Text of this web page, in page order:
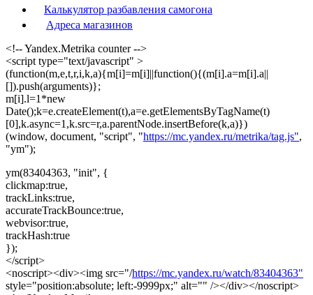
Калькулятор разбавления самогона
Адреса магазинов
<!-- Yandex.Metrika counter -->
<script type="text/javascript" >
(function(m,e,t,r,i,k,a){m[i]=m[i]||function(){(m[i].a=m[i].a||
[]).push(arguments)};
m[i].l=1*new
Date();k=e.createElement(t),a=e.getElementsByTagName(t)
[0],k.async=1,k.src=r,a.parentNode.insertBefore(k,a)})
(window, document, "script", "https://mc.yandex.ru/metrika/tag.js",
"ym");
ym(83404363, "init", {
clickmap:true,
trackLinks:true,
accurateTrackBounce:true,
webvisor:true,
trackHash:true
});
</script>
<noscript><div><img src="/https://mc.yandex.ru/watch/83404363"
style="position:absolute; left:-9999px;" alt="" /></div></noscript>